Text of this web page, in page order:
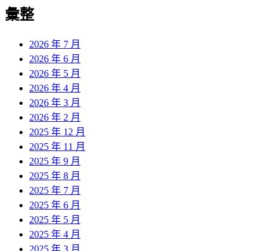
彙整
2026 年 7 月
2026 年 6 月
2026 年 5 月
2026 年 4 月
2026 年 3 月
2026 年 2 月
2025 年 12 月
2025 年 11 月
2025 年 9 月
2025 年 8 月
2025 年 7 月
2025 年 6 月
2025 年 5 月
2025 年 4 月